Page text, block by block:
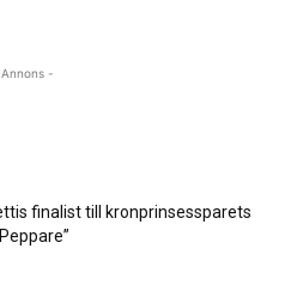
-
finalist till kronprinsessparets